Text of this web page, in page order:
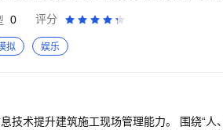
0 评分
拟 娱乐
技术提升建筑施工现场管理能力。 围绕“